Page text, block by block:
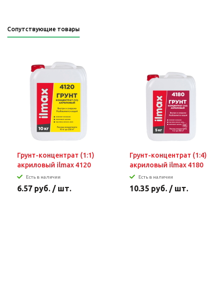
Сопутствующие товары
Грунт-концентрат (1:1)
акриловый ilmax 4120
Есть в наличии
6.57 руб. / шт.
Грунт-концентрат (1:4)
акриловый ilmax 4180
Есть в наличии
10.35 руб. / шт.